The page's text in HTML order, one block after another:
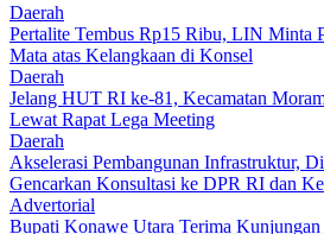
Daerah
‎Pertalite Tembus Rp15 Ribu, LIN Minta
Mata atas Kelangkaan di Konsel
Daerah
‎Jelang HUT RI ke-81, Kecamatan
Lewat Rapat Lega Meeting
Daerah
Akselerasi Pembangunan Infrastruktur,
Gencarkan Konsultasi ke DPR RI dan
Advertorial
Bupati Konawe Utara Terima